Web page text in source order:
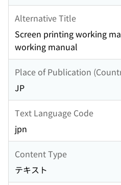
Alternative Title
Screen printing working
working manual
Place of Publication
JP
Text Language Code
jpn
Content Type
テキスト